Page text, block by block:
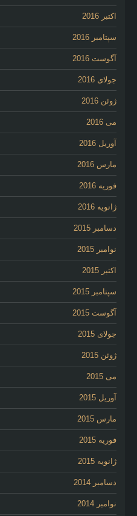
اکتبر 2016
سپتامبر 2016
آگوست 2016
جولای 2016
ژوئن 2016
می 2016
آوریل 2016
مارس 2016
فوریه 2016
ژانویه 2016
دسامبر 2015
نوامبر 2015
اکتبر 2015
سپتامبر 2015
آگوست 2015
جولای 2015
ژوئن 2015
می 2015
آوریل 2015
مارس 2015
فوریه 2015
ژانویه 2015
دسامبر 2014
نوامبر 2014